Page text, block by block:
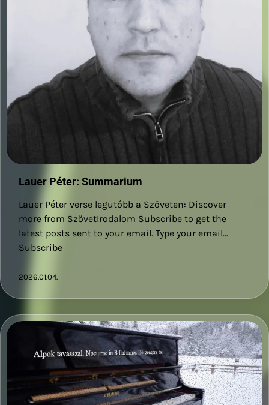
Lauer Péter: Summarium
Lauer Péter verse legutóbb a Szöveten: Discover
more from SzövetIrodalom Subscribe to get the
latest posts sent to your email. Type your email…
Subscribe
2026.01.04.